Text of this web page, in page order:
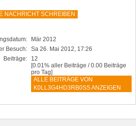
NACHRICHT SCHREIBEN
Mär 2012
Besuch: Sa 26. Mai 2012, 17:26
Beiträge:
12
[0.01% aller Beiträge / 0.00 Beiträge
pro Tag]
ALLE BEITRÄGE VON
K0LL3G4HD3RB0SS ANZEIGEN